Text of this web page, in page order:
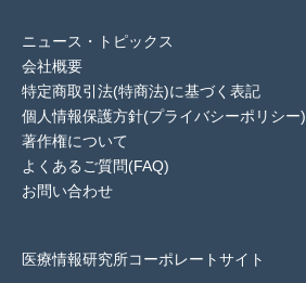
ニュース・トピックス
会社概要
特定商取引法(特商法)に基づく表記
個人情報保護方針(プライバシーポリシー)
著作権について
よくあるご質問(FAQ)
お問い合わせ
医療情報研究所コーポレートサイト